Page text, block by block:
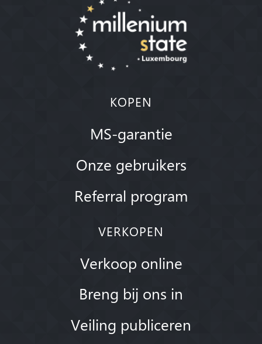
KOPEN
MS-garantie
Onze gebruikers
Referral program
VERKOPEN
Verkoop online
Breng bij ons in
Veiling publiceren